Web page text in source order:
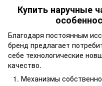
Купить наручные
Благодаря постоянным
бренд предлагает
себе технологические
качество.
Механизмы